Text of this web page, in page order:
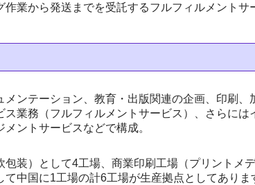
業から発送までを受託するフルフィルメントサ
ンテーション、教育・出版関連の企画、印刷、
ス業務（フルフィルメントサービス）、さらには
ントサービスなどで構成。
包装）として4工場、商業印刷工場（プリントメ
中国に1工場の計6工場が生産拠点としてありま